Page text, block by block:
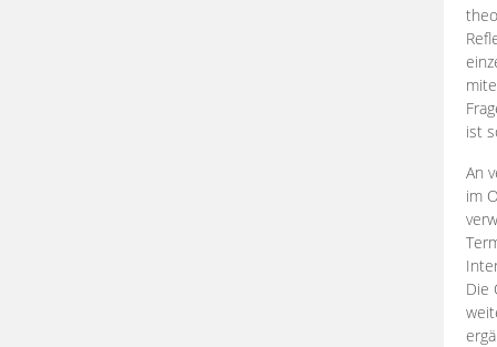
ist
An
im
Die